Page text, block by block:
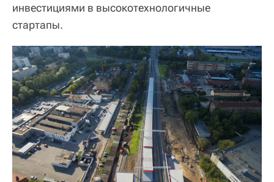
инвестициями в высокотехнологичные
стартапы.